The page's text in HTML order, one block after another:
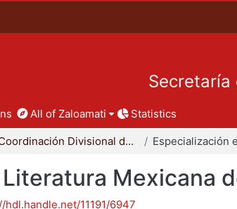
Secretaría
All of Zaloamati Statistics
Coordinación Divisional de Posgrado
Mexicana
hdl.handle.net/11191/6947